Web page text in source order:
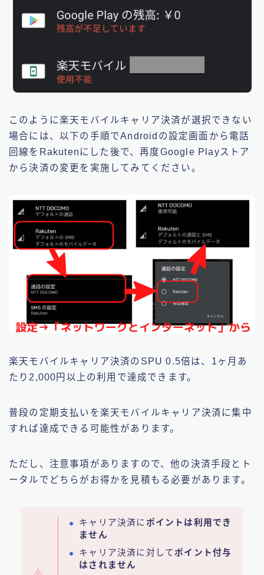
このように楽天モバイルキャリア決済が選択できない
場合には、以下の手順でAndroidの設定画面から電話
回線をRakutenにした後で、再度Google Playストア
から決済の変更を実施してみてください。
楽天モバイルキャリア決済のSPU 0.5倍は、1ヶ月あ
たり2,000円以上の利用で達成できます。
普段の定期支払いを楽天モバイルキャリア決済に集中
すれば達成できる可能性があります。
ただし、注意事項がありますので、他の決済手段とト
ータルでどちらがお得かを見積もる必要があります。
キャリア決済にポイントは利用でき
ません
キャリア決済に対してポイント付与
はされません